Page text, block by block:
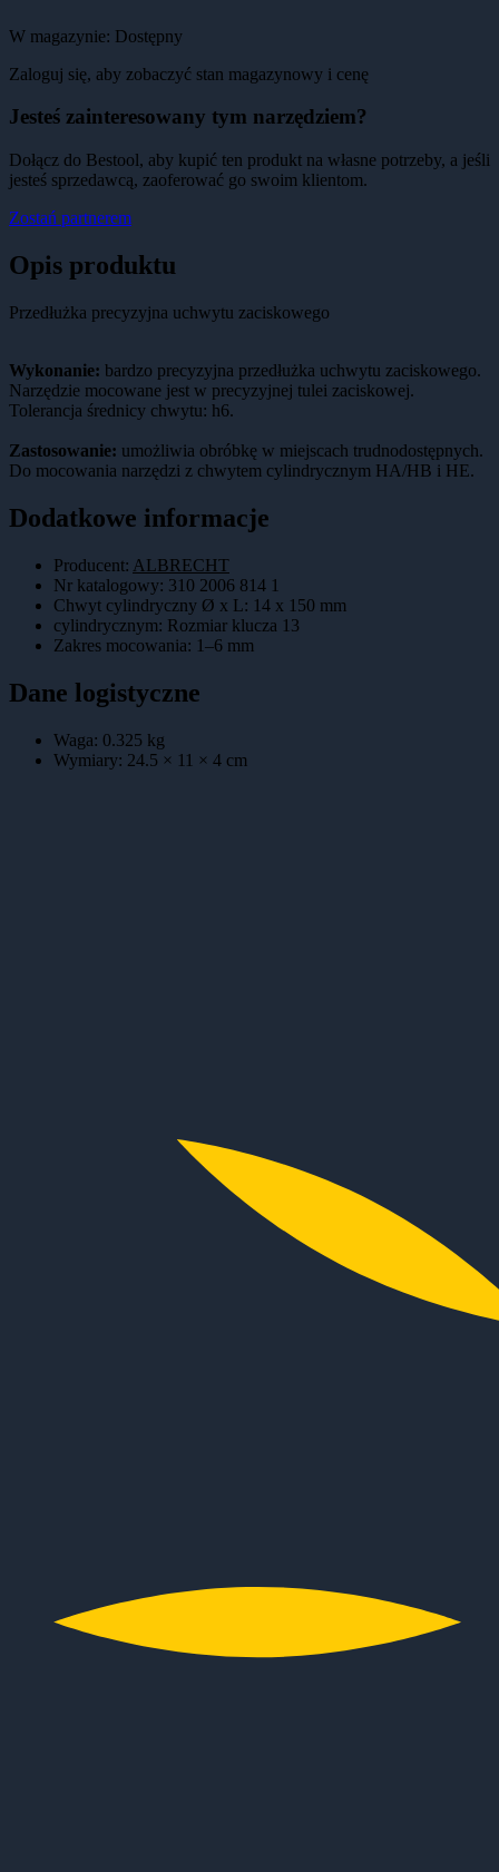
W magazynie: Dostępny
Zaloguj się, aby zobaczyć stan magazynowy i cenę
Jesteś zainteresowany tym narzędziem?
Dołącz do Bestool, aby kupić ten produkt na własne potrzeby, a jeśli
jesteś sprzedawcą, zaoferować go swoim klientom.
Zostań partnerem
Opis produktu
Przedłużka precyzyjna uchwytu zaciskowego
Wykonanie: bardzo precyzyjna przedłużka uchwytu zaciskowego.
Narzędzie mocowane jest w precyzyjnej tulei zaciskowej.
Tolerancja średnicy chwytu: h6.
Zastosowanie: umożliwia obróbkę w miejscach trudnodostępnych.
Do mocowania narzędzi z chwytem cylindrycznym HA/HB i HE.
Dodatkowe informacje
Producent: ALBRECHT
Nr katalogowy: 310 2006 814 1
Chwyt cylindryczny Ø x L: 14 x 150 mm
cylindrycznym: Rozmiar klucza 13
Zakres mocowania: 1–6 mm
Dane logistyczne
Waga: 0.325 kg
Wymiary: 24.5 × 11 × 4 cm